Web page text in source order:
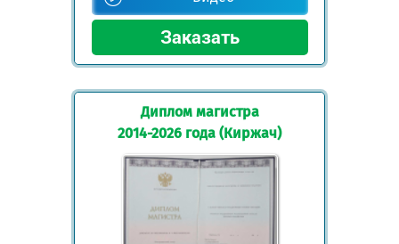
Диплом магистра
2014-2026 года (Киржач)